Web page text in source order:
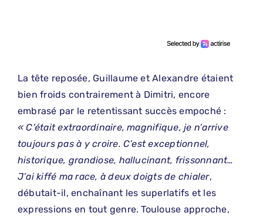
La tête reposée, Guillaume et Alexandre étaient
bien froids contrairement à Dimitri, encore
embrasé par le retentissant succès empoché :
« C’était extraordinaire, magnifique, je n’arrive
toujours pas à y croire. C’est exceptionnel,
historique, grandiose, hallucinant, frissonnant…
J’ai kiffé ma race, à deux doigts de chialer,
débutait-il, enchaînant les superlatifs et les
expressions en tout genre. Toulouse approche,